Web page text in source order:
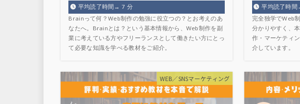
平均読了時間→ 7 分
Brainって何？Web制作の勉強に役立つの？とお考えのあ
なたへ。Brainとは？という基本情報から、Web制作を副
業に考えている方やフリーランスとして働きたい方にとっ
て必要な知識を学べる教材をご紹介。
平均読了時
完全独学でWeb
分かりやすく、
作・マーケティ
介しています。
WEB／SNSマーケティング